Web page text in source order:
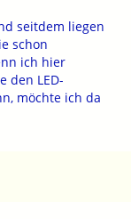
seitdem liegen
schon
ich hier
den LED-
möchte ich da